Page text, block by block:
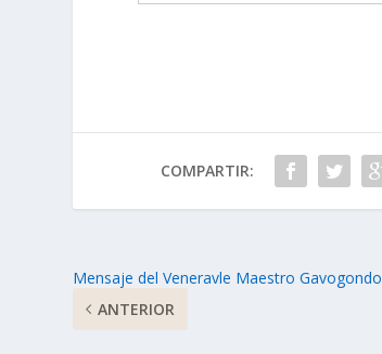
COMPARTIR:
Mensaje del Veneravle Maestro Gavogondo
ANTERIOR